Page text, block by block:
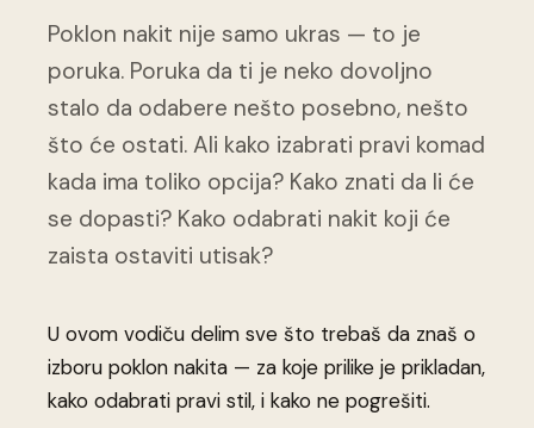
Poklon nakit nije samo ukras — to je
poruka. Poruka da ti je neko dovoljno
stalo da odabere nešto posebno, nešto
što će ostati. Ali kako izabrati pravi komad
kada ima toliko opcija? Kako znati da li će
se dopasti? Kako odabrati nakit koji će
zaista ostaviti utisak?
U ovom vodiču delim sve što trebaš da znaš o
izboru poklon nakita — za koje prilike je prikladan,
kako odabrati pravi stil, i kako ne pogrešiti.